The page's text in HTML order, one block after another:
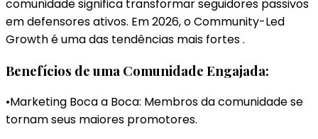
comunidade significa transformar seguidores passivos
em defensores ativos. Em 2026, o Community-Led
Growth é uma das tendências mais fortes .
Benefícios de uma Comunidade Engajada:
•Marketing Boca a Boca: Membros da comunidade se
tornam seus maiores promotores.